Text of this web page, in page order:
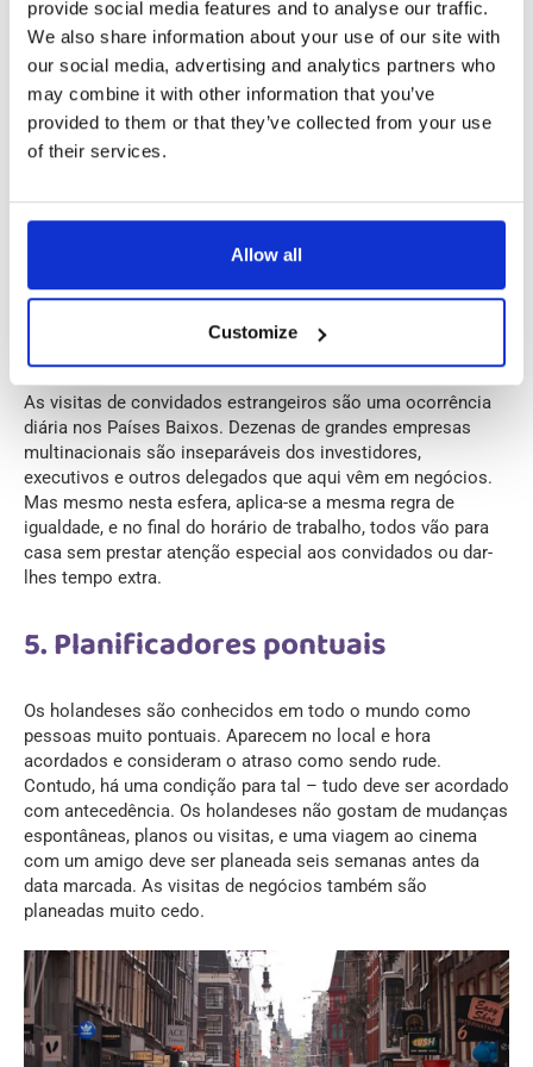
provide social media features and to analyse our traffic.
We also share information about your use of our site with
our social media, advertising and analytics partners who
may combine it with other information that you’ve
provided to them or that they’ve collected from your use
of their services.
Allow all
Customize
4. Desacordo com os convidados
As visitas de convidados estrangeiros são uma ocorrência
diária nos Países Baixos. Dezenas de grandes empresas
multinacionais são inseparáveis dos investidores,
executivos e outros delegados que aqui vêm em negócios.
Mas mesmo nesta esfera, aplica-se a mesma regra de
igualdade, e no final do horário de trabalho, todos vão para
casa sem prestar atenção especial aos convidados ou dar-
lhes tempo extra.
5. Planificadores pontuais
Os holandeses são conhecidos em todo o mundo como
pessoas muito pontuais. Aparecem no local e hora
acordados e consideram o atraso como sendo rude.
Contudo, há uma condição para tal – tudo deve ser acordado
com antecedência. Os holandeses não gostam de mudanças
espontâneas, planos ou visitas, e uma viagem ao cinema
com um amigo deve ser planeada seis semanas antes da
data marcada. As visitas de negócios também são
planeadas muito cedo.